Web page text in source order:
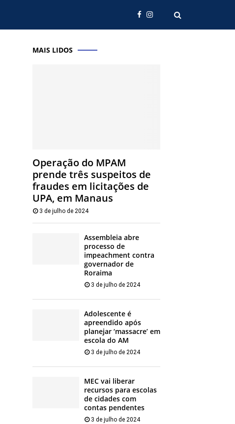
MAIS LIDOS
Operação do MPAM
prende três suspeitos de
fraudes em licitações de
UPA, em Manaus
3 de julho de 2024
Assembleia abre
processo de
impeachment contra
governador de
Roraima
3 de julho de 2024
Adolescente é
apreendido após
planejar ‘massacre’ em
escola do AM
3 de julho de 2024
MEC vai liberar
recursos para escolas
de cidades com
contas pendentes
3 de julho de 2024